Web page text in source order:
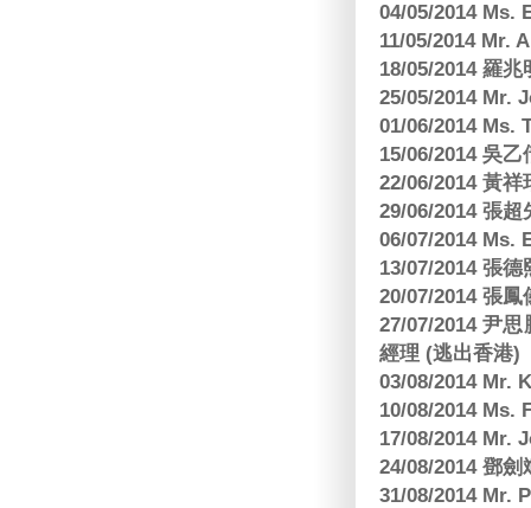
04/05/2014 Ms.
11/05/2014 Mr.
18/05/2014 羅
25/05/2014 Mr.
01/06/2014 Ms.
15/06/2014 吳
22/06/2014 黃
29/06/2014 張
06/07/2014 Ms.
13/07/2014 張
20/07/2014 張
27/07/2014 尹
經理 (逃出香港)
03/08/2014 Mr.
10/08/2014 Ms.
17/08/2014 Mr.
24/08/2014 鄧
31/08/2014 Mr.